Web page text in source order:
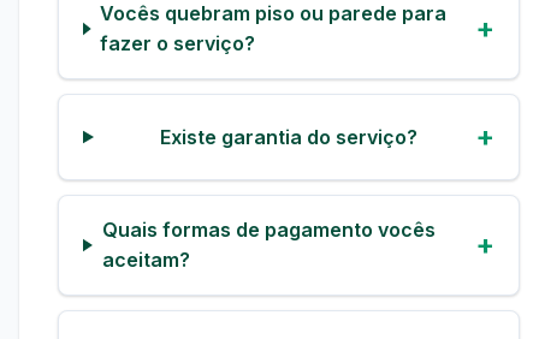
Vocês quebram piso ou parede para
fazer o serviço?
Existe garantia do serviço?
Quais formas de pagamento vocês
aceitam?